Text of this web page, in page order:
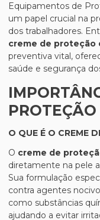
Equipamentos de
um papel crucial na
dos trabalhadores.
creme de proteção
preventiva vital,
saúde e segurança
PROTEÇÃO
O QUE É O CREME
O creme de
diretamente na pele
Sua formulação
contra agentes
como substâncias
ajudando a evitar